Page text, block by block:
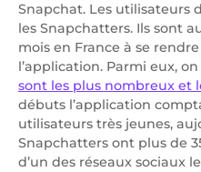
Snapchat. Les utilisateurs
les Snapchatters. Ils sont
mois en France à se
l’application. Parmi eux,
sont les plus nombreux et
débuts l’application
utilisateurs très jeunes,
Snapchatters ont plus de
d’un des réseaux sociaux